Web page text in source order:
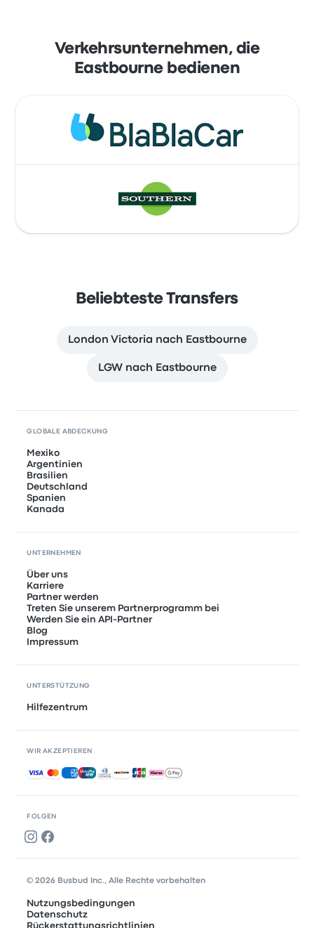
Verkehrsunternehmen, die
Eastbourne bedienen
Beliebteste Transfers
London Victoria nach Eastbourne
LGW nach Eastbourne
FOLGEN
GLOBALE ABDECKUNG
Mexiko
Argentinien
Brasilien
Deutschland
Spanien
Kanada
UNTERNEHMEN
Über uns
Karriere
Partner werden
Treten Sie unserem Partnerprogramm bei
Werden Sie ein API-Partner
Blog
Impressum
UNTERSTÜTZUNG
Hilfezentrum
WIR AKZEPTIEREN
Akzeptierte Zahlungsmethoden
© 2026 Busbud Inc., Alle Rechte vorbehalten
Nutzungsbedingungen
Datenschutz
Rückerstattungsrichtlinien